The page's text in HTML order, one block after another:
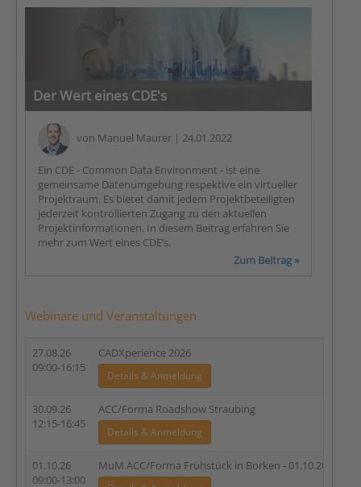
Der Wert eines CDE's
von Manuel Maurer | 24.01.2022
Ein CDE - Common Data Environment - ist eine
gemeinsame Datenumgebung respektive ein virtueller
Projektraum. Es bietet damit jedem Projektbeteiligten
jederzeit kontrollierten Zugang zu den aktuellen
Projektinformationen. In diesem Beitrag erfahren Sie
mehr zum Wert eines CDE’s.
Zum Beitrag »
Webinare und Veranstaltungen
27.08.26
09:00-16:15
CADXperience 2026
Details & Anmeldung
30.09.26
12:15-16:45
ACC/Forma Roadshow Straubing
Details & Anmeldung
01.10.26
09:00-13:00
MuM ACC/Forma Frühstück in Borken - 01.10.2026